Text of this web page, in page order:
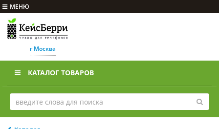
МЕНЮ
г Москва
КАТАЛОГ ТОВАРОВ